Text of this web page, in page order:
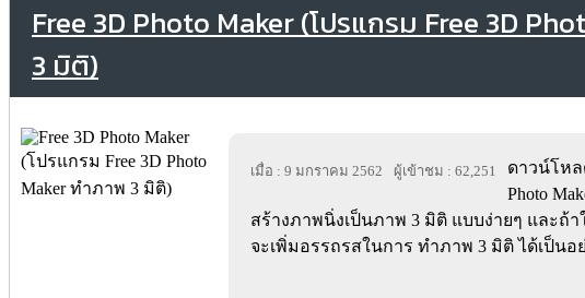
Free 3D Photo Maker (โปรแกรม Free 3D
3 มิติ)
เมื่อ : 9 มกราคม 2562 ผู้เข้าชม : 62,251
ดาวน์โหล
Photo
สร้างภาพนิ่งเป็นภาพ 3 มิติ แบบง่ายๆ และถ้
จะเพิ่มอรรถรสในการ ทำภาพ 3 มิติ ได้เป็นอ